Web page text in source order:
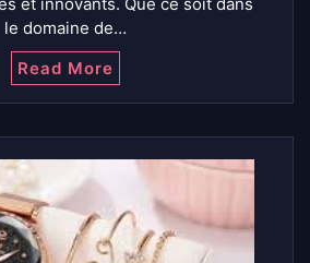
et innovants. Que ce soit dans
le domaine de…
Read More